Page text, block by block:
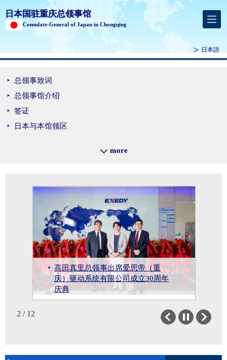
日本国驻重庆总领事馆
Consulate-General of Japan in Chongqing
日本語
more
总领事致词
总领事馆介绍
签证
日本与本馆领区
日本信息连接
高田真里总领事在成都及重庆举办
离任招待会
高田真里总领事出席爱思帝（重
庆）驱动系统有限公司成立30周年
庆典
高田真里总领事出席广岛县产酒类
商谈会
山梨县知事長崎幸太郎一行访问四
川省
高田真里总领事出席2025中日韩
（成都）中小企业经贸交流会暨西
部中小企业发展大会
高田真里总领事出席2025成都对日
开放合作经贸对接会 暨日本企业成
都行活动
“身体的使用说明——当日式介护哲
学遇见中国智能制造”日中养老服务
沙龙活动在重庆成功举办
日本水户市高桥靖市长一行访问我
馆总领事官邸
水户市青少年交流访问团到访我馆
高田真里总领事访问神奈川县藤泽
市
高田真里总领事出席大阪泉佐野市
与重庆武隆区友好城市关系签约仪
式
高田真里总领事参加世界运动会开
幕式
2 / 12